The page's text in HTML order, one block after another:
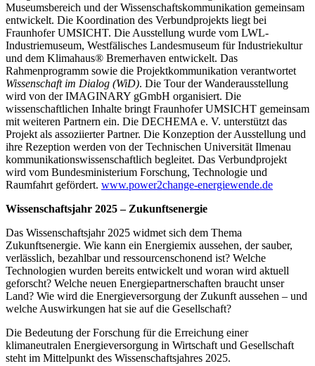
Museumsbereich und der Wissenschaftskommunikation gemeinsam
entwickelt. Die Koordination des Verbundprojekts liegt bei
Fraunhofer UMSICHT. Die Ausstellung wurde vom LWL-
Industriemuseum, Westfälisches Landesmuseum für Industriekultur
und dem Klimahaus® Bremerhaven entwickelt. Das
Rahmenprogramm sowie die Projektkommunikation verantwortet
Wissenschaft im Dialog (WiD). Die Tour der Wanderausstellung
wird von der IMAGINARY gGmbH organisiert. Die
wissenschaftlichen Inhalte bringt Fraunhofer UMSICHT gemeinsam
mit weiteren Partnern ein. Die DECHEMA e. V. unterstützt das
Projekt als assoziierter Partner. Die Konzeption der Ausstellung und
ihre Rezeption werden von der Technischen Universität Ilmenau
kommunikationswissenschaftlich begleitet. Das Verbundprojekt
wird vom Bundesministerium Forschung, Technologie und
Raumfahrt gefördert. www.power2change-energiewende.de
Wissenschaftsjahr 2025 – Zukunftsenergie
Das Wissenschaftsjahr 2025 widmet sich dem Thema
Zukunftsenergie. Wie kann ein Energiemix aussehen, der sauber,
verlässlich, bezahlbar und ressourcenschonend ist? Welche
Technologien wurden bereits entwickelt und woran wird aktuell
geforscht? Welche neuen Energiepartnerschaften braucht unser
Land? Wie wird die Energieversorgung der Zukunft aussehen – und
welche Auswirkungen hat sie auf die Gesellschaft?
Die Bedeutung der Forschung für die Erreichung einer
klimaneutralen Energieversorgung in Wirtschaft und Gesellschaft
steht im Mittelpunkt des Wissenschaftsjahres 2025.